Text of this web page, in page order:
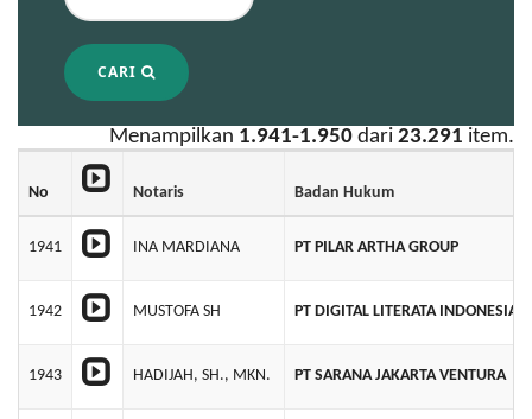
CARI
Menampilkan 1.941-1.950 dari 23.291 item.
No Notaris Badan Hukum
1941 INA MARDIANA PT PILAR ARTHA GROUP
1942 MUSTOFA SH PT DIGITAL LITERATA INDONESIA
1943 HADIJAH, SH., MKN. PT SARANA JAKARTA VENTURA